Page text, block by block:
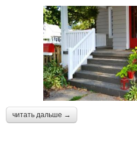
читать дальше →